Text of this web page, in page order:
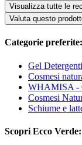
Visualizza tutte le
Valuta questo
Categorie preferite:
Gel
Cosmesi
WHAMISA -
Cosmesi
Schiume e
Scopri Ecco Verde: